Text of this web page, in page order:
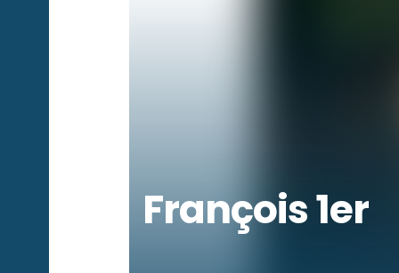
François 1er